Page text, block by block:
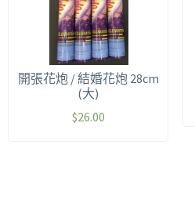
開張花炮 / 結婚花炮 28cm
(大)
$26.00